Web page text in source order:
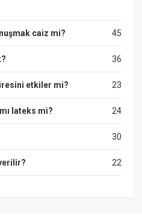
45
caiz mi?
36
23
etkiler mi?
24
lateks mi?
30
22